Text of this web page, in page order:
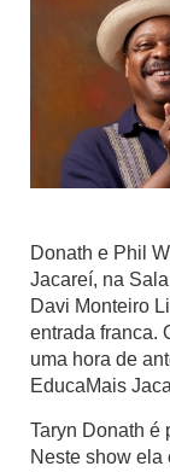
Donath e Phil
Jacareí, na
Davi Monteiro
entrada franca.
uma hora de
EducaMais
Taryn Donath é
Neste show ela